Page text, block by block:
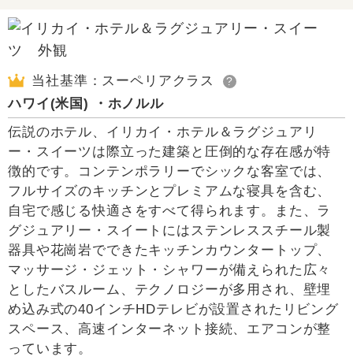
当社基準：スーペリアクラス ?
ハワイ(米国) ・ホノルル
伝説のホテル、イリカイ・ホテル＆ラグジュアリ
ー・スイーツは際立った建築と圧倒的な存在感が特
徴的です。コンテンポラリーでシックな客室では、
フルサイズのキッチンとプレミアムな寝具を含む、
自宅で感じる快適さをすべて得られます。また、ラ
グジュアリー・スイートにはステンレススチール製
器具や花崗岩でできたキッチンカウンタートップ、
マッサージ・ジェット・シャワーが備えられた広々
としたバスルーム、テクノロジーが多用され、壁埋
め込み式の40インチHDテレビが設置されたリビング
スペース、高速インターネット接続、エアコンが整
っています。